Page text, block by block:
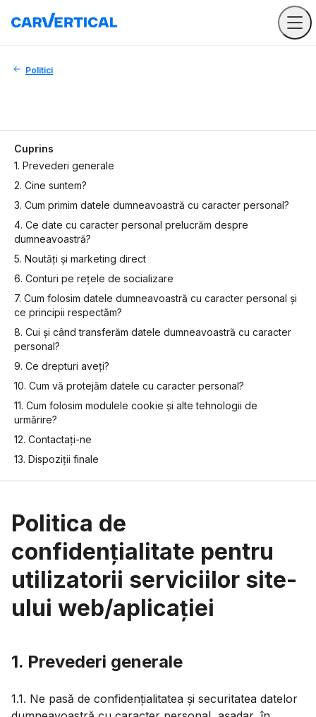
Politici
Cuprins
1. Prevederi generale
2. Cine suntem?
3. Cum primim datele dumneavoastră cu caracter personal?
4. Ce date cu caracter personal prelucrăm despre
dumneavoastră?
5. Noutăți și marketing direct
6. Conturi pe rețele de socializare
7. Cum folosim datele dumneavoastră cu caracter personal și
ce principii respectăm?
8. Cui și când transferăm datele dumneavoastră cu caracter
personal?
9. Ce drepturi aveți?
10. Cum vă protejăm datele cu caracter personal?
11. Cum folosim modulele cookie și alte tehnologii de
urmărire?
12. Contactați-ne
13. Dispoziții finale
Politica de
confidențialitate pentru
utilizatorii serviciilor site-
ului web/aplicației
1. Prevederi generale
1.1. Ne pasă de confidențialitatea și securitatea datelor